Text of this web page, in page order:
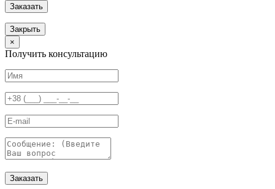
Заказать
Закрыть
×
Получить консультацию
Заказать